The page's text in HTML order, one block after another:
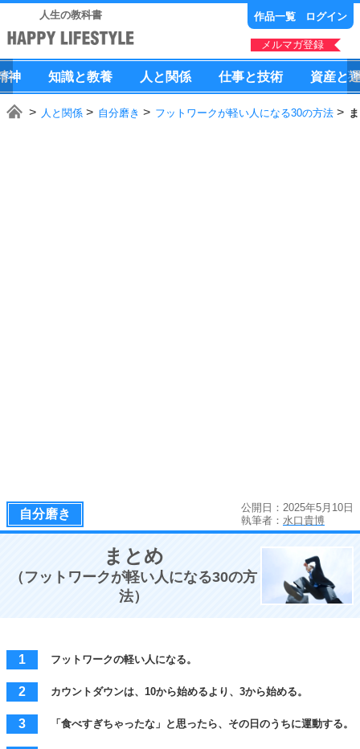
人生の教科書 作品一覧 ログイン
メルマガ登録
神 知識と教養 人 と 関係 仕事と技術 資産と
人と関係 自分磨き フットワークが軽い人になる30の方法
自分磨き
公開日：2025年5月10日
執筆者： 水口貴博
まとめ
（フットワークが軽い人になる30の方
法）
フットワークの軽い人になる。
カウントダウンは、10から始めるより、3から始める。
「食べすぎちゃったな」と思ったら、その日のうちに運動する。